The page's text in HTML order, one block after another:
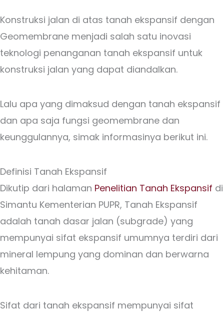
Konstruksi jalan di atas tanah ekspansif dengan
Geomembrane menjadi salah satu inovasi
teknologi penanganan tanah ekspansif untuk
konstruksi jalan yang dapat diandalkan.
Lalu apa yang dimaksud dengan tanah ekspansif
dan apa saja fungsi geomembrane dan
keunggulannya, simak informasinya berikut ini.
Definisi Tanah Ekspansif
Dikutip dari halaman Penelitian Tanah Ekspansif di
Simantu Kementerian PUPR, Tanah Ekspansif
adalah tanah dasar jalan (subgrade) yang
mempunyai sifat ekspansif umumnya terdiri dari
mineral lempung yang dominan dan berwarna
kehitaman.
Sifat dari tanah ekspansif mempunyai sifat